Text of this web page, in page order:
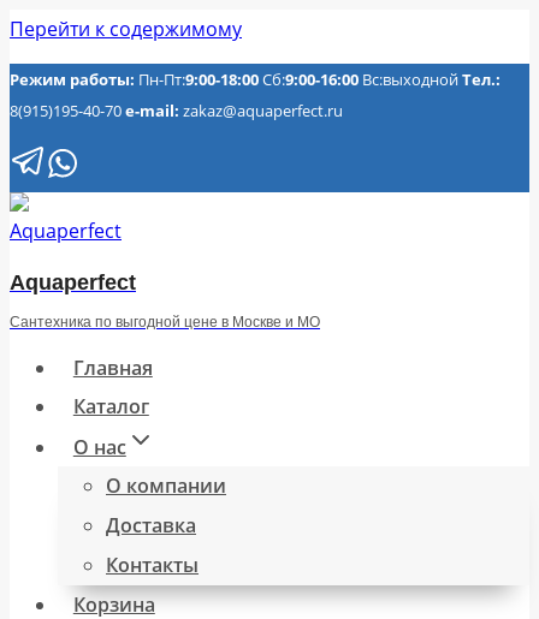
Перейти к содержимому
Режим работы: Пн-Пт:9:00-18:00Сб:9:00-16:00 Вс:выходнойТел.:
8(915)195-40-70e-mail: zakaz@aquaperfect.ru
Aquaperfect
Сантехника по выгодной цене в Москве и МО
Главная
Каталог
О нас
О компании
Доставка
Контакты
Корзина